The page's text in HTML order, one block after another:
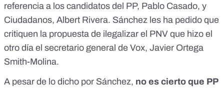
referencia a los candidatos del PP, Pablo Casado, y
Ciudadanos, Albert Rivera. Sánchez les ha pedido que
critiquen la propuesta de ilegalizar el PNV que hizo el
otro día el secretario general de Vox, Javier Ortega
Smith-Molina.
A pesar de lo dicho por Sánchez, no es cierto que PP